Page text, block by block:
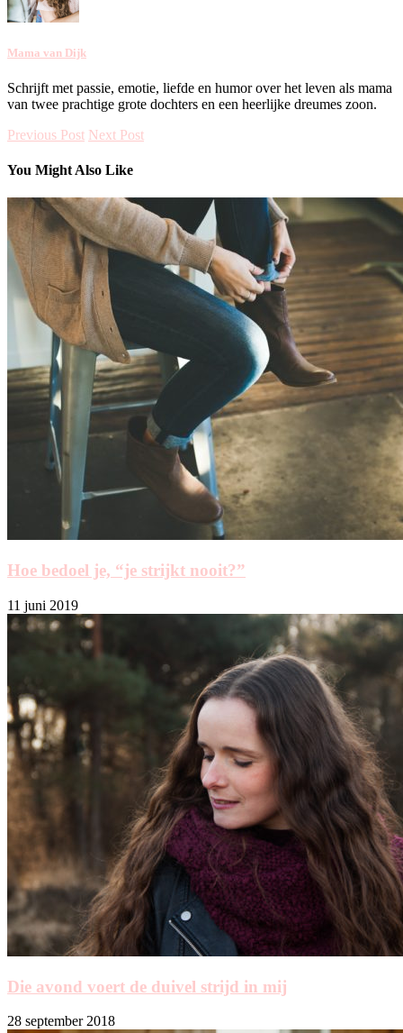
Mama van Dijk
Schrijft met passie, emotie, liefde en humor over het leven als mama
van twee prachtige grote dochters en een heerlijke dreumes zoon.
Previous Post Next Post
You Might Also Like
Hoe bedoel je, “je strijkt nooit?”
11 juni 2019
Die avond voert de duivel strijd in mij
28 september 2018